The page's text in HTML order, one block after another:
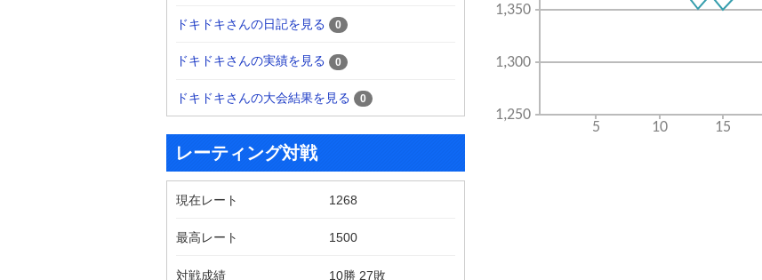
ドキドキさんの日記を見る 0
ドキドキさんの実績を見る 0
ドキドキさんの大会結果を見る 0
レーティング対戦
現在レート 1268
最高レート 1500
対戦成績 10勝 27敗